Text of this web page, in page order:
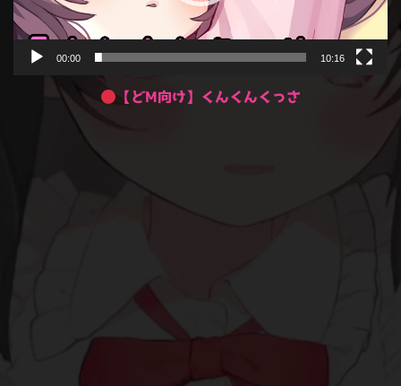
00:00 10:16
【どM向け】くんくんくっさ